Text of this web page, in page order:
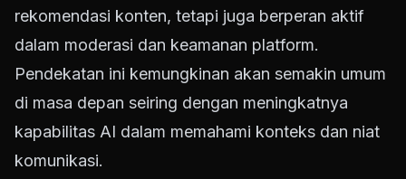
rekomendasi konten, tetapi juga berperan aktif
dalam moderasi dan keamanan platform.
Pendekatan ini kemungkinan akan semakin umum
di masa depan seiring dengan meningkatnya
kapabilitas AI dalam memahami konteks dan niat
komunikasi.